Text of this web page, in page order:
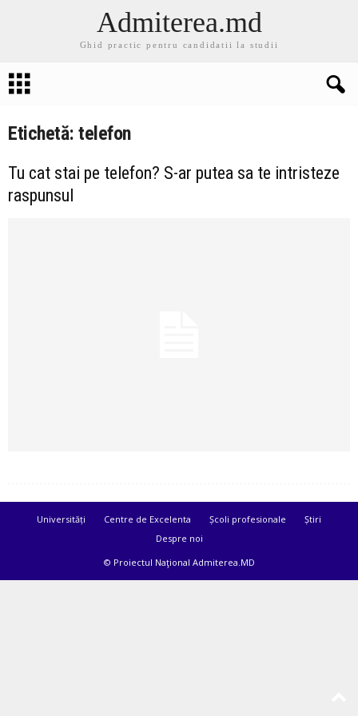
Admiterea.md
Ghid practic pentru candidatii la studii
Etichetă: telefon
Tu cat stai pe telefon? S-ar putea sa te intristeze
raspunsul
Universități Centre de Excelenta Școli profesionale
Știri
Despre noi
© Proiectul Naţional Admiterea.MD